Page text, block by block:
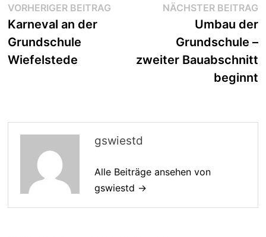
Beitragsnavigation
VORHERIGER BEITRAGVorheriger
Karneval an der
Grundschule
Wiefelstede
NÄCHSTER BEITRAG
Umbau der
Grundschule –
zweiter Bauabschnitt
beginnt
gswiestd
Alle Beiträge ansehen von
gswiestd →